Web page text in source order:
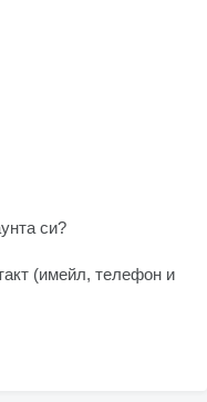
си?
(имейл, телефон и